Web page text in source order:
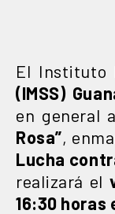
El Instituto
(IMSS)
en general
Rosa”,
Lucha
realizará el
16:30 horas